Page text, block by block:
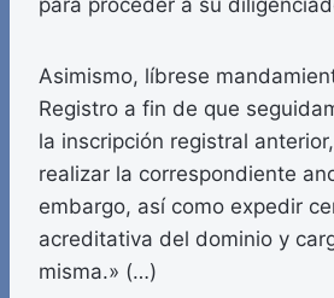
para proceder a su
Asimismo, líbrese
Registro a fin de que
la inscripción registral
realizar la correspondiente
embargo, así como expedir
acreditativa del dominio y
misma.» (…)